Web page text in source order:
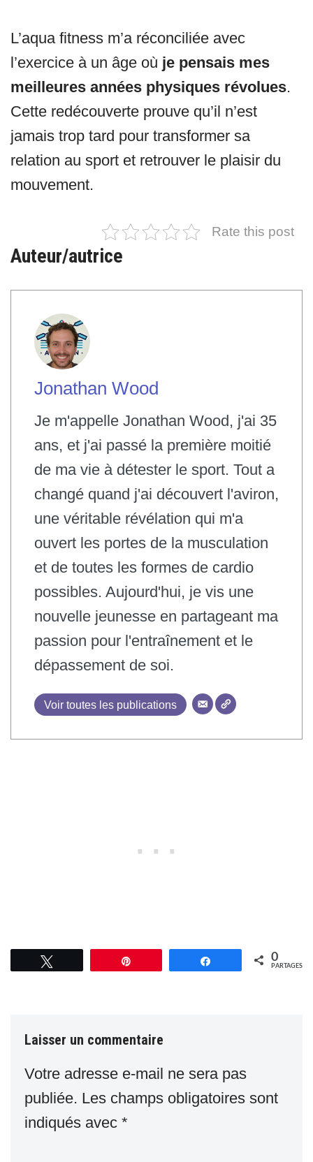
L’aqua fitness m’a réconciliée avec
l’exercice à un âge où je pensais mes
meilleures années physiques révolues.
Cette redécouverte prouve qu’il n’est
jamais trop tard pour transformer sa
relation au sport et retrouver le plaisir du
mouvement.
Rate this post
Auteur/autrice
Jonathan Wood
Je m'appelle Jonathan Wood, j'ai 35
ans, et j'ai passé la première moitié
de ma vie à détester le sport. Tout a
changé quand j'ai découvert l'aviron,
une véritable révélation qui m'a
ouvert les portes de la musculation
et de toutes les formes de cardio
possibles. Aujourd'hui, je vis une
nouvelle jeunesse en partageant ma
passion pour l'entraînement et le
dépassement de soi.
Voir toutes les publications
Partagez 0
PARTAGES
Laisser un commentaire
Votre adresse e-mail ne sera pas
publiée. Les champs obligatoires sont
indiqués avec *